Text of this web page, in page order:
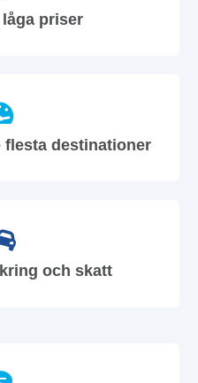
priser
flesta destinationer
och skatt